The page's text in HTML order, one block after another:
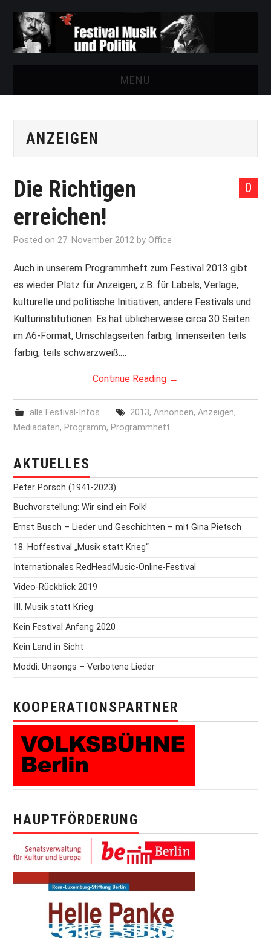
MENU
FESTIVAL
AUSSTELLUNGEN
ARCHIV
PRINT & CDS
IMPRESSUM
ANZEIGEN
0
Die Richtigen
erreichen!
Posted on27. November 2012 byOffice
Auch in unserem Programmheft zum Festival 2013 gibt
es wieder Platz für Anzeigen, z.B. für Labels, Verlage,
kulturelle und politische Initiativen, andere Festivals und
Kulturinstitutionen. Es hat üblicherweise circa 30 Seiten
im A6-Format, Umschlagseiten farbig, Innenseiten teils
farbig, teils schwarzweiß.…
Continue Reading →
alle Festival-Infos 2013, Annoncen, Anzeigen,
Mediadaten, Programm, Programmheft
AKTUELLES
Peter Porsch (1941-2023)
Buchvorstellung: Wir sind ein Folk!
Ernst Busch – Lieder und Geschichten – mit Gina Pietsch
18. Hoffestival „Musik statt Krieg“
Internationales RedHeadMusic-Online-Festival
Video-Rückblick 2019
III. Musik statt Krieg
Kein Festival Anfang 2020
Kein Land in Sicht
Moddi: Unsongs – Verbotene Lieder
KOOPERATIONSPARTNER
HAUPTFÖRDERUNG